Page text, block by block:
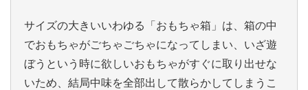
サイズの大きいいわゆる「おもちゃ箱」は、箱の中
でおもちゃがごちゃごちゃになってしまい、いざ遊
ぼうという時に欲しいおもちゃがすぐに取り出せな
いため、結局中味を全部出して散らかしてしまうこ